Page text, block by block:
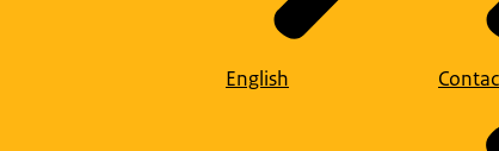
English